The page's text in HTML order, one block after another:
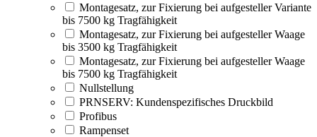
Montagesatz, zur Fixierung bei aufgesteller Variante
bis 7500 kg Tragfähigkeit
Montagesatz, zur Fixierung bei aufgesteller Waage
bis 3500 kg Tragfähigkeit
Montagesatz, zur Fixierung bei aufgesteller Waage
bis 7500 kg Tragfähigkeit
Nullstellung
PRNSERV: Kundenspezifisches Druckbild
Profibus
Rampenset